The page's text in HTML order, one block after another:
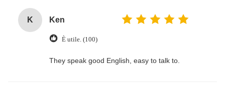
K Ken
È utile. (100)
They speak good English, easy to talk to.